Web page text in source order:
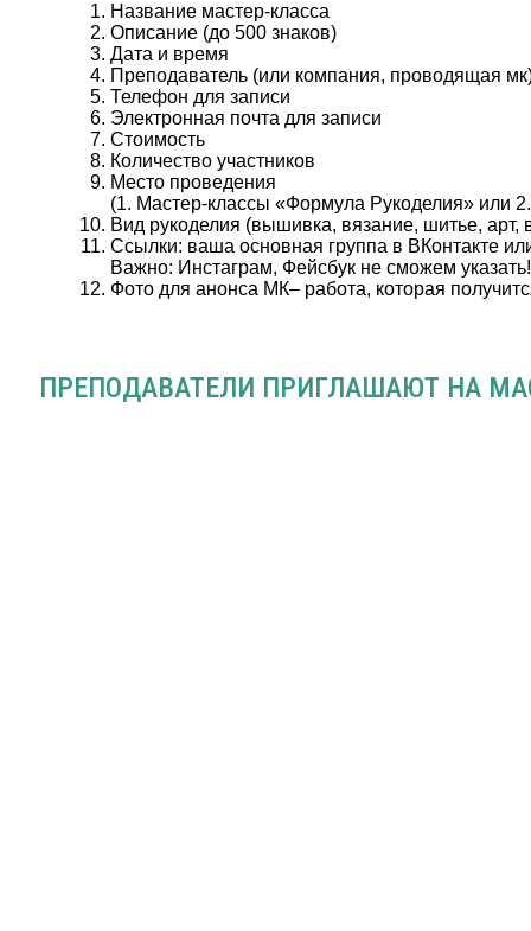
Название мастер-класса
Описание (до 500 знаков)
Дата и время
Преподаватель (или компания, проводящая
Телефон для записи
Электронная почта для записи
Стоимость
Количество участников
Место проведения
(1. Мастер-классы «Формула Рукоделия» или
Вид рукоделия (вышивка, вязание, шитье,
Ссылки: ваша основная группа в ВКонтакте
Важно: Инстаграм, Фейсбук не сможем
Фото для анонса МК– работа, которая
ПРЕПОДАВАТЕЛИ ПРИГЛАШАЮТ НА